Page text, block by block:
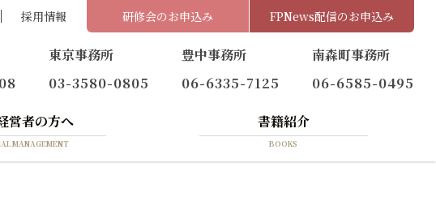
採用情報 研修会のお申込み FPNews配信のお申込み
東京事務所
03-3580-0805
豊中事務所
06-6335-7125
南森町事務所
06-6585-0495
営者の方へ
MANAGEMENT
書籍紹介
BOOKS